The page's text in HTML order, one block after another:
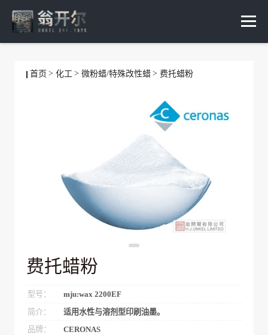
首页 化工 微粉蜡/特殊改性蜡 费托蜡粉
费托蜡粉
型号：
mju:wax 2200EF
简介：
适用水性与溶剂型印刷油墨。
品牌：
CERONAS